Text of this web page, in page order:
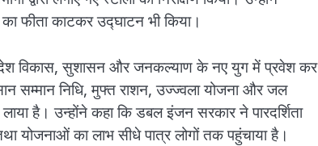
का फीता काटकर उद्घाटन भी किया।
देश विकास, सुशासन और जनकल्याण के नए युग में प्रवेश कर
सम्मान निधि, मुफ्त राशन, उज्ज्वला योजना और जल
है। उन्होंने कहा कि डबल इंजन सरकार ने पारदर्शिता
योजनाओं का लाभ सीधे पात्र लोगों तक पहुंचाया है।